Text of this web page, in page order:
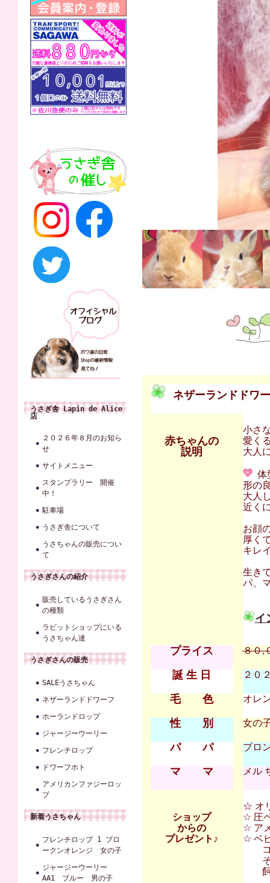
うさぎ舎 Lapin de Alice
店
２０２６年８月のお知ら
せ
サイトメニュー
スタンプラリー 開催
中！
駐車場
うさぎ舎について
うさちゃんの販売につい
て
うさぎさんの紹介
販売しているうさぎさん
の種類
ラビットショップにいる
うさちゃん達
うさぎさんの販売
SALEうさちゃん
ネザーランドドワーフ
ホーランドロップ
ジャージーウーリー
フレンチロップ
ドワーフホト
アメリカンファジーロッ
プ
新着うさちゃん
フレンチロップ 1 ブロ
ークンオレンジ 女の子
ジャージーウーリー
AA1 ブルー 男の子
ネザーランドドワ
赤ちゃんの
説明
小さ
愛く
大人
体
形の
大人
近く
お顔
厚く
キレ
生き
パ、
イ
プライス ８０,
誕 生 日 ２０
毛 色 オレ
性 別 女の
パ パ ブロ
マ マ メル
ショップ
からの
プレゼント♪
☆ オ
☆ 圧
☆ ア
☆ ベ
コ
そ
飼